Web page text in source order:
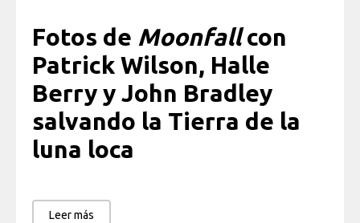
Fotos de Moonfallcon
Patrick Wilson, Halle
Berry y John Bradley
salvando la Tierra de la
luna loca
Leer más